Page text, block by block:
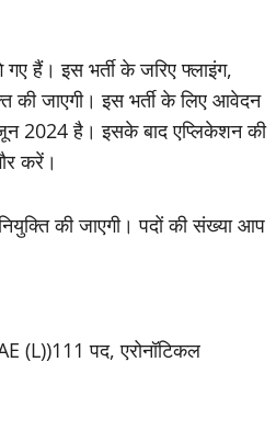
हैं। इस भर्ती के जरिए फ्लाइंग,
की जाएगी। इस भर्ती के लिए आवेदन
2024 है। इसके बाद एप्लिकेशन की
करें।
की जाएगी। पदों की संख्या आप
(L))111 पद, एरोनॉटिकल